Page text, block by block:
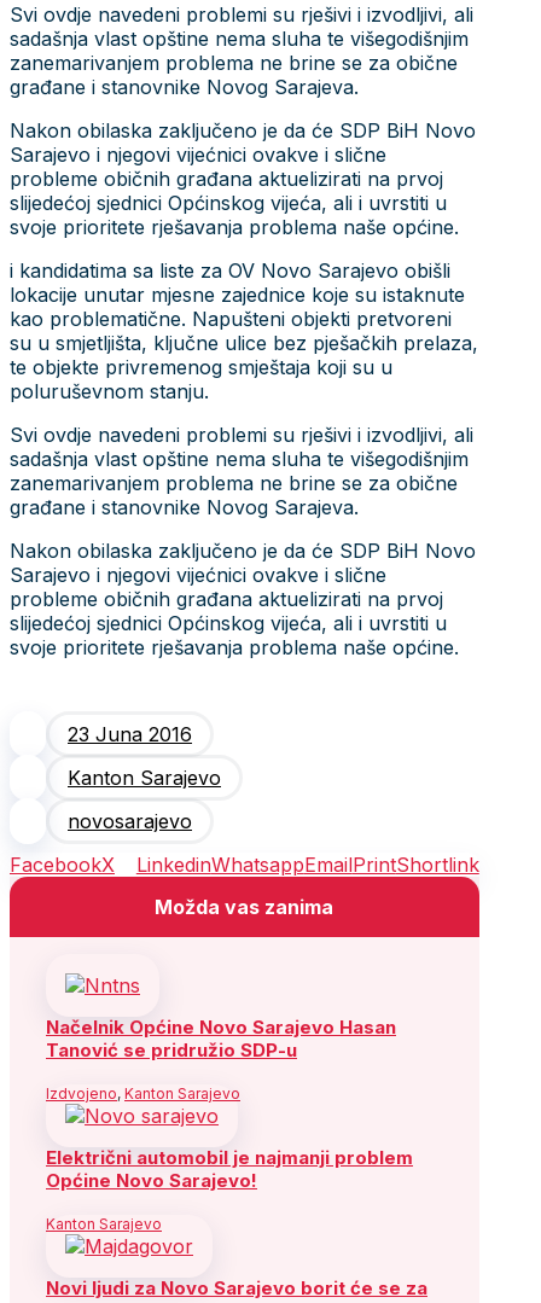
Svi ovdje navedeni problemi su rješivi i izvodljivi, ali
sadašnja vlast opštine nema sluha te višegodišnjim
zanemarivanjem problema ne brine se za obične
građane i stanovnike Novog Sarajeva.
Nakon obilaska zaključeno je da će SDP BiH Novo
Sarajevo i njegovi vijećnici ovakve i slične
probleme običnih građana aktuelizirati na prvoj
slijedećoj sjednici Općinskog vijeća, ali i uvrstiti u
svoje prioritete rješavanja problema naše općine.
i kandidatima sa liste za OV Novo Sarajevo obišli
lokacije unutar mjesne zajednice koje su istaknute
kao problematične. Napušteni objekti pretvoreni
su u smjetljišta, ključne ulice bez pješačkih prelaza,
te objekte privremenog smještaja koji su u
poluruševnom stanju.
Svi ovdje navedeni problemi su rješivi i izvodljivi, ali
sadašnja vlast opštine nema sluha te višegodišnjim
zanemarivanjem problema ne brine se za obične
građane i stanovnike Novog Sarajeva.
Nakon obilaska zaključeno je da će SDP BiH Novo
Sarajevo i njegovi vijećnici ovakve i slične
probleme običnih građana aktuelizirati na prvoj
slijedećoj sjednici Općinskog vijeća, ali i uvrstiti u
svoje prioritete rješavanja problema naše općine.
23 Juna 2016
Kanton Sarajevo
novosarajevo
FacebookX LinkedinWhatsappEmailPrintShortlink
Možda vas zanima
Načelnik Općine Novo Sarajevo Hasan
Tanović se pridružio SDP-u
Izdvojeno, Kanton Sarajevo
Električni automobil je najmanji problem
Općine Novo Sarajevo!
Kanton Sarajevo
Novi ljudi za Novo Sarajevo borit će se za